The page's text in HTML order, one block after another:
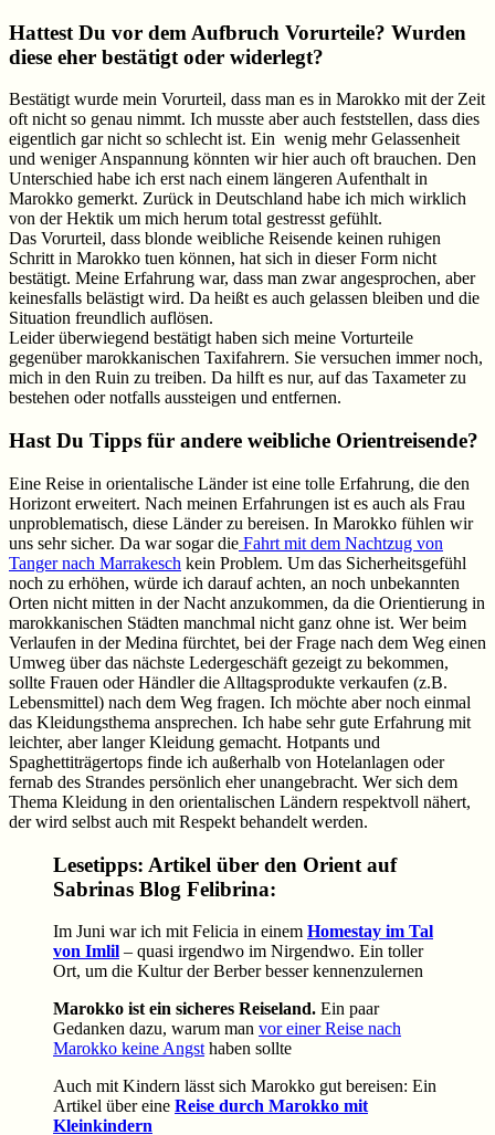
Hattest Du vor dem Aufbruch Vorurteile? Wurden
diese eher bestätigt oder widerlegt?
Bestätigt wurde mein Vorurteil, dass man es in Marokko mit der Zeit
oft nicht so genau nimmt. Ich musste aber auch feststellen, dass dies
eigentlich gar nicht so schlecht ist. Ein wenig mehr Gelassenheit
und weniger Anspannung könnten wir hier auch oft brauchen. Den
Unterschied habe ich erst nach einem längeren Aufenthalt in
Marokko gemerkt. Zurück in Deutschland habe ich mich wirklich
von der Hektik um mich herum total gestresst gefühlt.
Das Vorurteil, dass blonde weibliche Reisende keinen ruhigen
Schritt in Marokko tuen können, hat sich in dieser Form nicht
bestätigt. Meine Erfahrung war, dass man zwar angesprochen, aber
keinesfalls belästigt wird. Da heißt es auch gelassen bleiben und die
Situation freundlich auflösen.
Leider überwiegend bestätigt haben sich meine Vorturteile
gegenüber marokkanischen Taxifahrern. Sie versuchen immer noch,
mich in den Ruin zu treiben. Da hilft es nur, auf das Taxameter zu
bestehen oder notfalls aussteigen und entfernen.
Hast Du Tipps für andere weibliche Orientreisende?
Eine Reise in orientalische Länder ist eine tolle Erfahrung, die den
Horizont erweitert. Nach meinen Erfahrungen ist es auch als Frau
unproblematisch, diese Länder zu bereisen. In Marokko fühlen wir
uns sehr sicher. Da war sogar die Fahrt mit dem Nachtzug von
Tanger nach Marrakesch kein Problem. Um das Sicherheitsgefühl
noch zu erhöhen, würde ich darauf achten, an noch unbekannten
Orten nicht mitten in der Nacht anzukommen, da die Orientierung in
marokkanischen Städten manchmal nicht ganz ohne ist. Wer beim
Verlaufen in der Medina fürchtet, bei der Frage nach dem Weg einen
Umweg über das nächste Ledergeschäft gezeigt zu bekommen,
sollte Frauen oder Händler die Alltagsprodukte verkaufen (z.B.
Lebensmittel) nach dem Weg fragen. Ich möchte aber noch einmal
das Kleidungsthema ansprechen. Ich habe sehr gute Erfahrung mit
leichter, aber langer Kleidung gemacht. Hotpants und
Spaghettiträgertops finde ich außerhalb von Hotelanlagen oder
fernab des Strandes persönlich eher unangebracht. Wer sich dem
Thema Kleidung in den orientalischen Ländern respektvoll nähert,
der wird selbst auch mit Respekt behandelt werden.
Lesetipps: Artikel über den Orient auf
Sabrinas Blog Felibrina:
Im Juni war ich mit Felicia in einem Homestay im Tal
von Imlil – quasi irgendwo im Nirgendwo. Ein toller
Ort, um die Kultur der Berber besser kennenzulernen
Marokko ist ein sicheres Reiseland. Ein paar
Gedanken dazu, warum man vor einer Reise nach
Marokko keine Angst haben sollte
Auch mit Kindern lässt sich Marokko gut bereisen: Ein
Artikel über eine Reise durch Marokko mit
Kleinkindern